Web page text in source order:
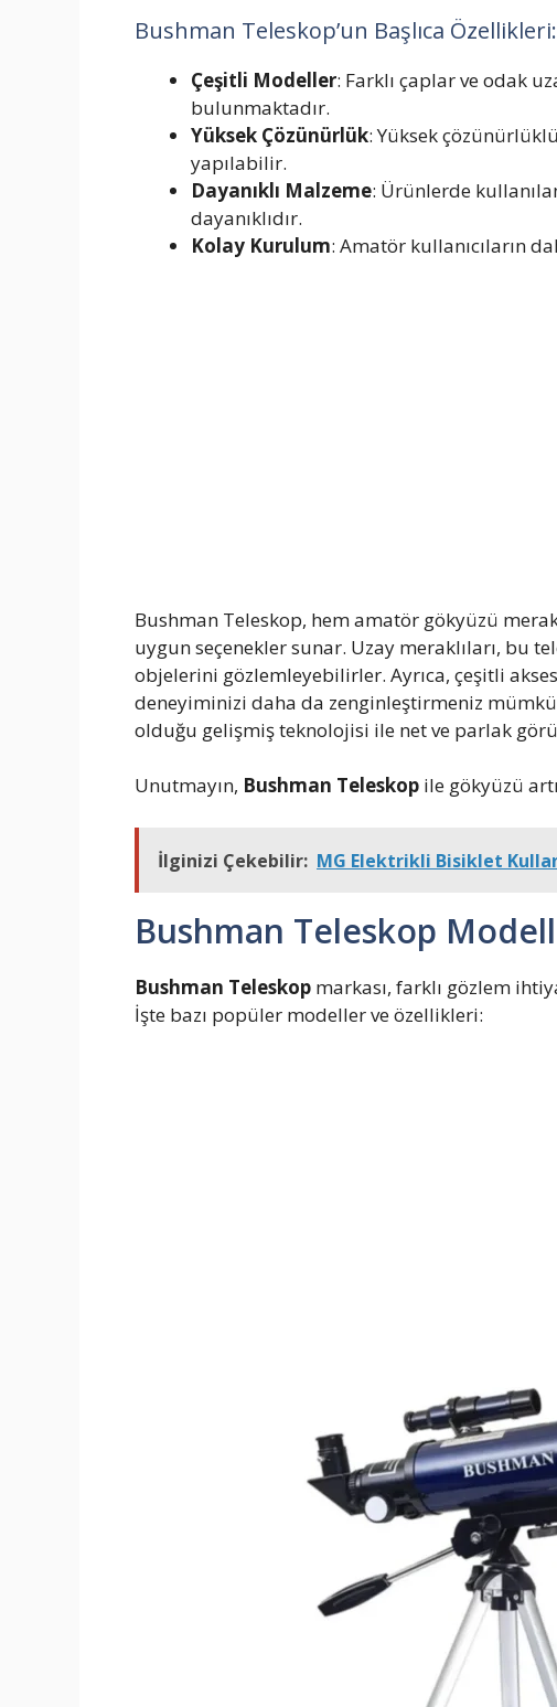
Bushman Teleskop’un Başlıca Özellikleri:
Çeşitli Modeller: Farklı çaplar ve odak
bulunmaktadır.
Yüksek Çözünürlük: Yüksek
yapılabilir.
Dayanıklı Malzeme: Ürünlerde
dayanıklıdır.
Kolay Kurulum: Amatör kullanıcıların
Bushman Teleskop, hem amatör gökyüzü
uygun seçenekler sunar. Uzay meraklıları, bu
objelerini gözlemleyebilirler. Ayrıca, çeşitli
deneyiminizi daha da zenginleştirmeniz
olduğu gelişmiş teknolojisi ile net ve parlak
Unutmayın, Bushman Teleskop ile gökyüzü
İlginizi Çekebilir: MG Elektrikli Bisiklet
Bushman Teleskop
Bushman Teleskop markası, farklı gözlem
İşte bazı popüler modeller ve özellikleri: